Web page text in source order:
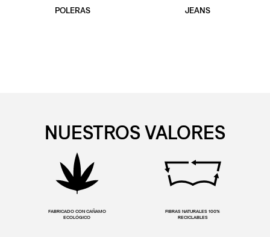
POLERAS JEANS
NUESTROS VALORES
FABRICADO CON CAÑAMO
ECOLÓGICO
FIBRAS NATURALES 100%
RECICLABLES